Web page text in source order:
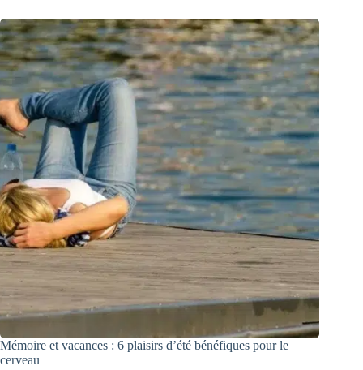
Mémoire et vacances : 6 plaisirs d’été bénéfiques pour le
cerveau